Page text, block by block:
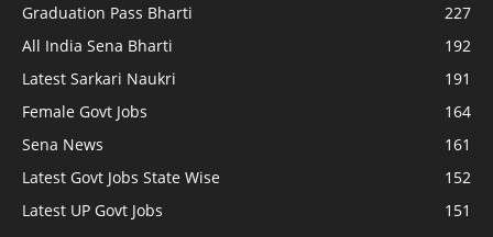
Graduation Pass Bharti
227
All India Sena Bharti
192
Latest Sarkari Naukri
191
Female Govt Jobs
164
Sena News
161
Latest Govt Jobs State Wise
152
Latest UP Govt Jobs
151